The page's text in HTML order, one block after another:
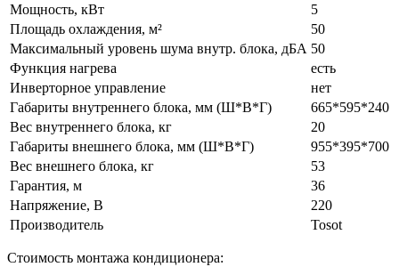
Мощность, кВт
5
Площадь охлаждения, м²
50
Максимальный уровень шума внутр. блока, дБА 50
Функция нагрева
есть
Инверторное управление
нет
Габариты внутреннего блока, мм (Ш*В*Г)
665*595*240
Вес внутреннего блока, кг
20
Габариты внешнего блока, мм (Ш*В*Г)
955*395*700
Вес внешнего блока, кг
53
Гарантия, м
36
Напряжение, В
220
Производитель
Tosot
Стоимость монтажа кондиционера: